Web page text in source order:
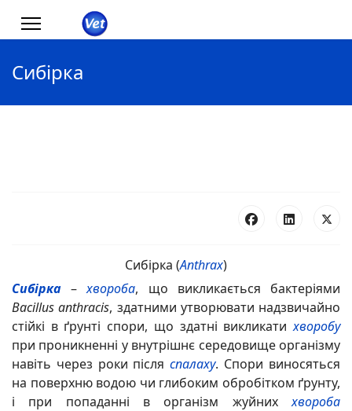
Сибірка
Сибірка (Anthrax)
Сибірка –хвороба, що викликається бактеріями
Bacillus anthracis, здатними утворювати надзвичайно
стійкі в ґрунті спори, що здатні викликатихворобу
при проникненні у внутрішнє середовище організму
навіть через роки післяспалаху. Спори виносяться
на поверхню водою чи глибоким обробітком ґрунту,
і при попаданні в організм жуйниххвороба